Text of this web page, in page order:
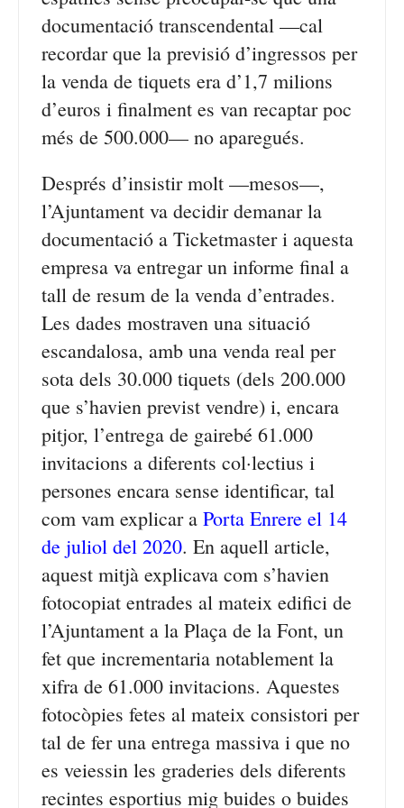
documentació transcendental —cal
recordar que la previsió d’ingressos per
la venda de tiquets era d’1,7 milions
d’euros i finalment es van recaptar poc
més de 500.000— no aparegués.
Després d’insistir molt —mesos—,
l’Ajuntament va decidir demanar la
documentació a Ticketmaster i aquesta
empresa va entregar un informe final a
tall de resum de la venda d’entrades.
Les dades mostraven una situació
escandalosa, amb una venda real per
sota dels 30.000 tiquets (dels 200.000
que s’havien previst vendre) i, encara
pitjor, l’entrega de gairebé 61.000
invitacions a diferents col·lectius i
persones encara sense identificar, tal
com vam explicar a Porta Enrere el 14
de juliol del 2020. En aquell article,
aquest mitjà explicava com s’havien
fotocopiat entrades al mateix edifici de
l’Ajuntament a la Plaça de la Font, un
fet que incrementaria notablement la
xifra de 61.000 invitacions. Aquestes
fotocòpies fetes al mateix consistori per
tal de fer una entrega massiva i que no
es veiessin les graderies dels diferents
recintes esportius mig buides o buides